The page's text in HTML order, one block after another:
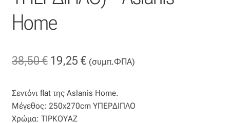
Όλα τα υφάσματα
Black-out
Αλκαντάρα
Βελούδο
Home
38,50€ Original
was:
38,50 €.
19,25 €Η
τιμή
(συμπ.ΦΠΑ)
Σεντόνι flat της Aslanis Home.
Μέγεθος: 250x270cm ΥΠΕΡΔΙΠΛΟ
Χρώμα: ΤΙΡΚΟΥΑΖ